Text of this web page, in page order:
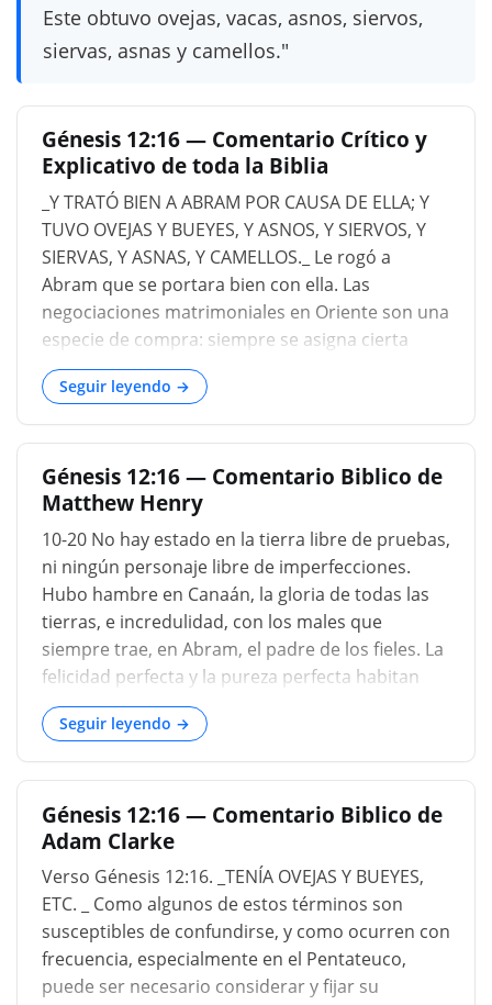
Este obtuvo ovejas, vacas, asnos, siervos,
siervas, asnas y camellos."
Génesis 12:16 — Comentario Crítico y
Explicativo de toda la Biblia
_Y TRATÓ BIEN A ABRAM POR CAUSA DE ELLA; Y
TUVO OVEJAS Y BUEYES, Y ASNOS, Y SIERVOS, Y
SIERVAS, Y ASNAS, Y CAMELLOS._ Le rogó a
Abram que se portara bien con ella. Las
negociaciones matrimoniales en Oriente son una
especie de compra: siempre se asigna cierta
cantidad de regalos a los parientes. Los regalos
que el Faraón concedió a Abram eran los que un
jefe de pastores daría a otro. La esclavitud existía
en Egipto, tanto los esclavos como las esclavas
eran empleados en la casa y en los campos. Las
ovejas, los bueyes y los asnos eran tan comunes
en el antiguo Egipto como lo son todavía en ese
país. Los camellos no se han descubierto en las
delineaciones de los monumentos y, al no ser
probablemente numerosos, se mencionan en
último lugar. Los caballos no tienen cabida en la
enumeración porque, aunque Egipto era famoso
guerra y, por tanto, no era...
Seguir leyendo →
Génesis 12:16 — Comentario Biblico de
Matthew Henry
10-20 No hay estado en la tierra libre de pruebas,
ni ningún personaje libre de imperfecciones.
Hubo hambre en Canaán, la gloria de todas las
tierras, e incredulidad, con los males que
siempre trae, en Abram, el padre de los fieles. La
felicidad perfecta y la pureza perfecta habitan
solo en el cielo. Abram, cuando debe abandonar
Canaán por un tiempo, va a Egipto, para que no
parezca mirar hacia atrás, y queriendo quedarse
allí no más de lo necesario. Allí, Abram disimuló
su relación con Sarai, se equivocó y le enseñó a
su esposa y a sus asistentes a hacerlo también.
Ocultaba una verdad, para negarla, y exponía a
su esposa y a los egipcios al pecado. La gracia
por la que más se destacaba Abram era la fe; sin
embargo, cayó en la incredulidad y la
desconfianza de la divina providencia, incluso
Seguir leyendo →
Génesis 12:16 — Comentario Biblico de
Adam Clarke
Verso Génesis 12:16. _TENÍA OVEJAS Y BUEYES,
ETC. _ Como algunos de estos términos son
susceptibles de confundirse, y como ocurren con
frecuencia, especialmente en el Pentateuco,
puede ser necesario considerar y fijar su